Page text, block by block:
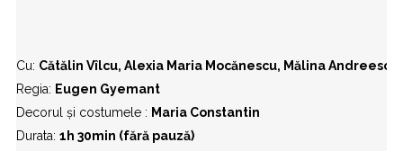
Cu: Cătălin Vîlcu, Alexia Maria Mocănescu, Mălina
Regia: Eugen Gyemant
Decorul și costumele : Maria Constantin
Durata: 1h 30min (fără pauză)